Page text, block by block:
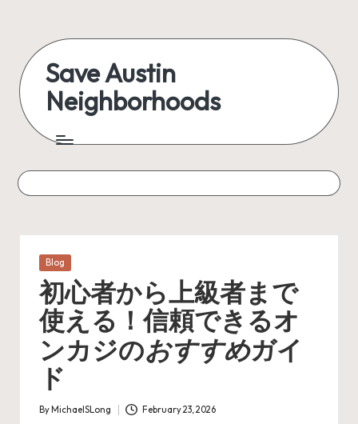
content
Save Austin
Neighborhoods
Austin
everything
Posted
in
Blog
初心者から上級者まで
使える！信頼できるオ
ンカジのおすすめガイ
ド
Posted
By MichaelSLong February 23, 2026